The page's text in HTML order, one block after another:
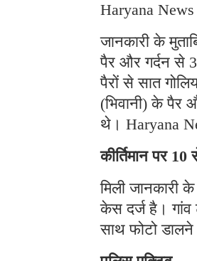
Haryana News
जानकारी के
पैर और गर्दन से
पैरों से सात
(भिवानी) के पैर
थे। Haryana
कीर्तिमान पर
मिली जानकारी
केस दर्ज है। गांव
साथ फोटो